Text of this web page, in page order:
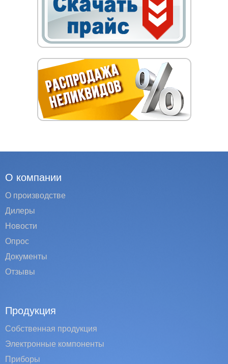
О компании
О производстве
Дилеры
Новости
Опрос
Документы
Отзывы
Продукция
Собственная продукция
Электронные компоненты
Приборы